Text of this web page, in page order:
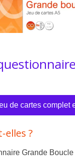
de cartes complet
elles ?
Grande